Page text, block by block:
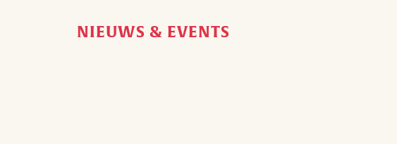
NIEUWS & EVENTS